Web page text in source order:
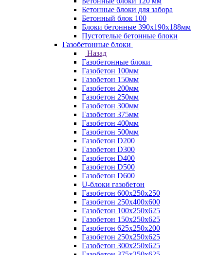
Бетонные блоки для забора
Бетонный блок 100
Блоки бетонные 390х190х188мм
Пустотелые бетонные блоки
Газобетонные блоки
Назад
Газобетонные блоки
Газобетон 100мм
Газобетон 150мм
Газобетон 200мм
Газобетон 250мм
Газобетон 300мм
Газобетон 375мм
Газобетон 400мм
Газобетон 500мм
Газобетон D200
Газобетон D300
Газобетон D400
Газобетон D500
Газобетон D600
U-блоки газобетон
Газобетон 600x250x250
Газобетон 250x400x600
Газобетон 100х250х625
Газобетон 150х250х625
Газобетон 625х250х200
Газобетон 250х250х625
Газобетон 300х250х625